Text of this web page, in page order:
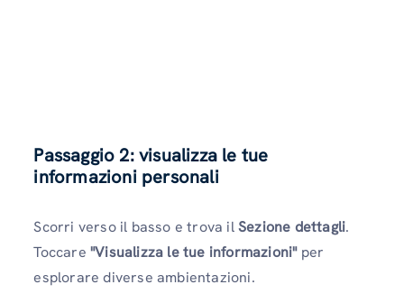
Passaggio 2: visualizza le tue
informazioni personali
Scorri verso il basso e trova ilSezione dettagli.
Toccare "Visualizza le tue informazioni"per
esplorare diverse ambientazioni.